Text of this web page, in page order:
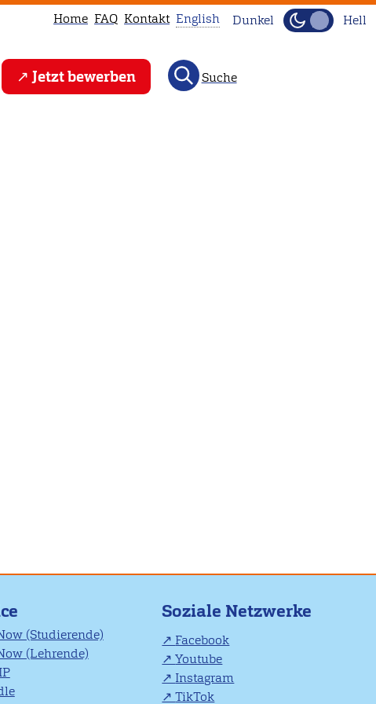
Home FAQ Kontakt
This
page
English Dunkel Hell
Jetzt bewerben Suche
(Studierende)
(Lehrende)
Soziale Netzwerke
Facebook
Youtube
Instagram
TikTok